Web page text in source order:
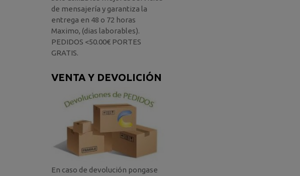
de mensajería y garantiza la
entrega en 48 o 72 horas
Maximo, (dias laborables).
PEDIDOS <50.00€ PORTES
GRATIS.
VENTA Y DEVOLICIÓN
En caso de devolución pongase